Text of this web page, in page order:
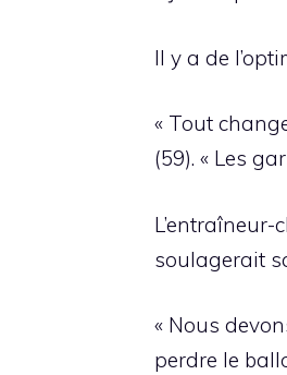
Il y a de
« Tout
(59). « Les
soulagerait
« Nous
perdre le